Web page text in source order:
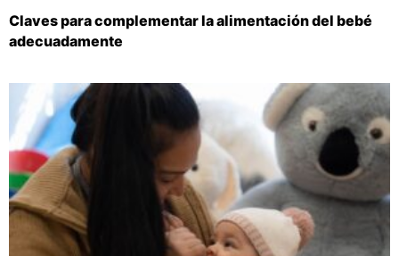
Claves para complementar la alimentación del bebé
adecuadamente